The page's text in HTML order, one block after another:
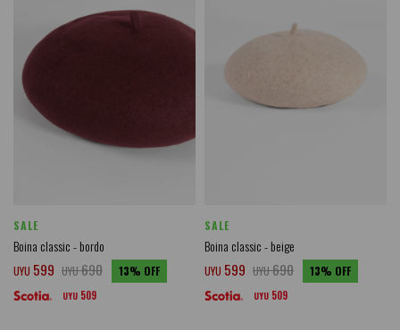
SALE
Boina classic - bordo
UYU 599 UYU690 13
UYU 509
SALE
Boina classic - beige
UYU 599 UYU690 13
UYU 509